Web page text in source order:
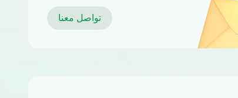
تواصل معنا